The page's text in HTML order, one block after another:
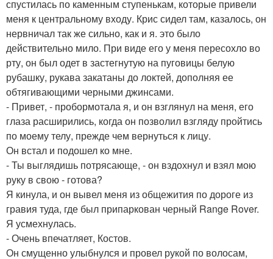
спустилась по каменным ступенькам, которые привели
меня к центральному входу. Крис сидел там, казалось, он
нервничал так же сильно, как и я. это было
действительно мило. При виде его у меня пересохло во
рту, он был одет в застегнутую на пуговицы белую
рубашку, рукава закатаны до локтей, дополняя ее
обтягивающими черными джинсами.
- Привет, - пробормотала я, и он взглянул на меня, его
глаза расширились, когда он позволил взгляду пройтись
по моему телу, прежде чем вернуться к лицу.
Он встал и подошел ко мне.
- Ты выглядишь потрясающе, - он вздохнул и взял мою
руку в свою - готова?
Я кинула, и он вывел меня из общежития по дороге из
гравия туда, где был припаркован черный Range Rover.
Я усмехнулась.
- Очень впечатляет, Костов.
Он смущенно улыбнулся и провел рукой по волосам,